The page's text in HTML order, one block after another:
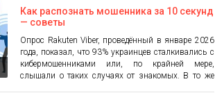
Как распознать мошенника за 10 секунд
— советы
Опрос Rakuten Viber, проведённый в январе 2026
года, показал, что 93% украинцев сталкивались с
кибермошенниками или, по крайней мере,
слышали о таких случаях от знакомых. В то же